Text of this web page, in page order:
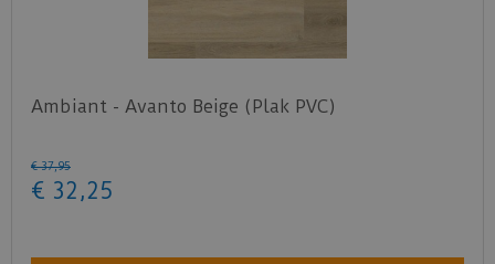
Ambiant - Avanto Beige (Plak PVC)
€ 37,95
€ 32 ,25